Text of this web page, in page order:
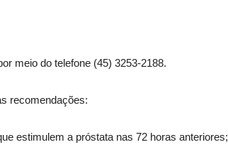
meio do telefone (45) 3253-2188.
recomendações:
estimulem a próstata nas 72 horas anteriores;